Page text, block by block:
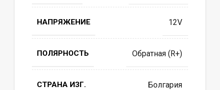
НАПРЯЖЕНИЕ 12V
ПОЛЯРНОСТЬ Обратная (R+)
СТРАНА ИЗГ. Болгария